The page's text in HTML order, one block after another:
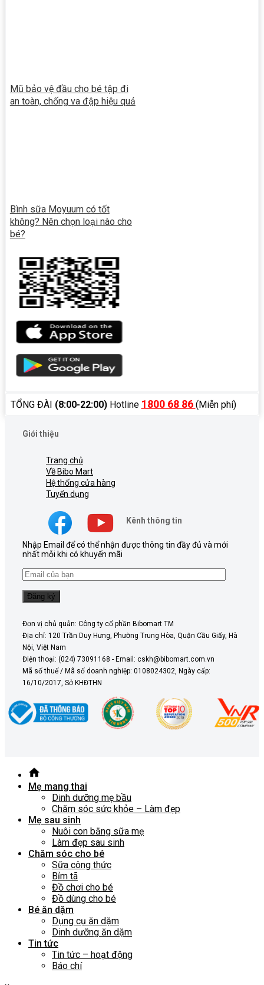
Mũ bảo vệ đầu cho bé tập đi
an toàn, chống va đập hiệu quả
Bình sữa Moyuum có tốt
không? Nên chọn loại nào cho
bé?
TỔNG ĐÀI (8:00-22:00)Hotline 1800 68 86 (Miễn phí)
Giới thiệu
Trang chủ
Về Bibo Mart
Hệ thống cửa hàng
Tuyển dụng
Kênh thông tin
Nhập Email để có thể nhận được thông tin đầy đủ và mới
nhất mỗi khi có khuyến mãi
Đơn vị chủ quản: Công ty cổ phần Bibomart TM
Địa chỉ: 120 Trần Duy Hưng, Phường Trung Hòa, Quận Cầu Giấy, Hà
Nội, Việt Nam
Điện thoại: (024) 73091168 - Email: cskh@bibomart.com.vn
Mã số thuế / Mã số doanh nghiệp: 0108024302, Ngày cấp:
16/10/2017, Sở KHĐTHN
Mẹ mang thai
Dinh dưỡng mẹ bầu
Chăm sóc sức khỏe – Làm đẹp
Mẹ sau sinh
Nuôi con bằng sữa mẹ
Làm đẹp sau sinh
Chăm sóc cho bé
Sữa công thức
Bỉm tã
Đồ chơi cho bé
Đồ dùng cho bé
Bé ăn dặm
Dụng cụ ăn dặm
Dinh dưỡng ăn dặm
Tin tức
Tin tức – hoạt động
Báo chí